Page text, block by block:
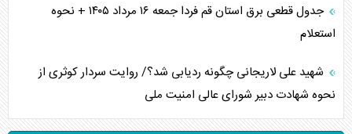
جدول قطعی برق استان قم فردا جمعه ۱۶ مرداد ۱۴۰۵ + نحوه
استعلام
شهید علی لاریجانی چگونه ردیابی شد؟/ روایت سردار کوثری از
نحوه شهادت دبیر شورای عالی امنیت ملی